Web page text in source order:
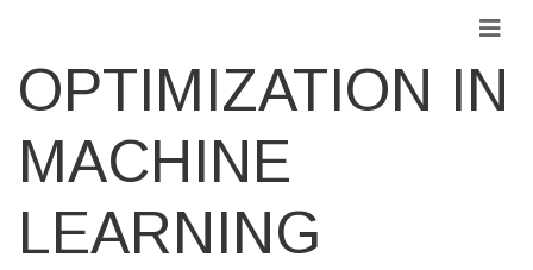
OPTIMIZATION IN
MACHINE
LEARNING